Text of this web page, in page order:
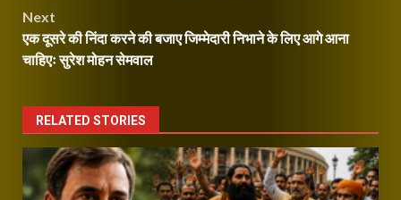
Next
एक दूसरे की निंदा करने की बजाए जिम्मेदारी निभाने के लिए आगे आना
चाहिएः सुरेश मोहन सेमवाल
RELATED STORIES